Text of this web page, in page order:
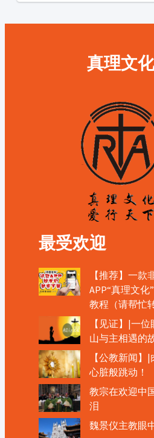
真理文化
最受欢迎
【推荐】一款
APP“真理文
教程（请帮忙
【见证】|一
山与主相遇的
【公教新闻】
心脏般跳动！
教宗在欢迎中
泪
魏景仪主教眼